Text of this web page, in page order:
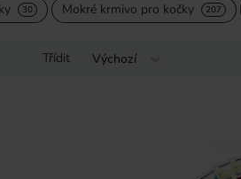
30 Mokré krmivo pro kočky 207
Třídit Výchozí